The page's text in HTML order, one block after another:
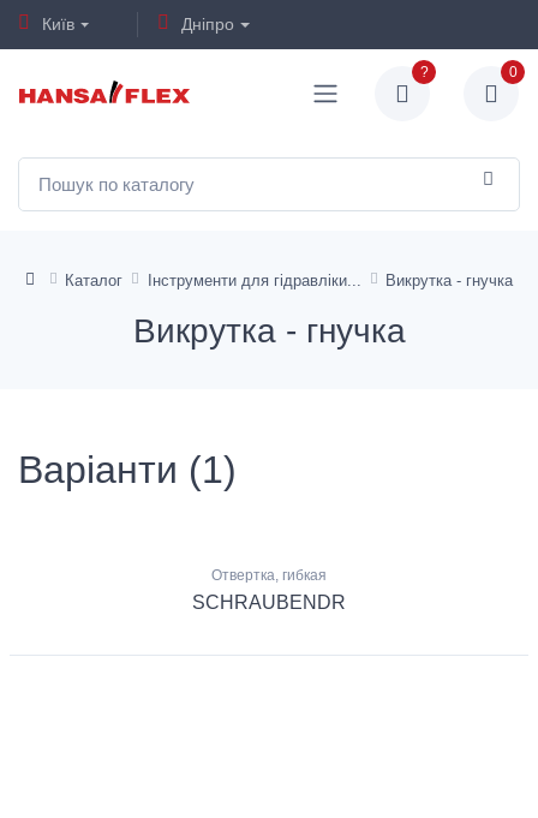
Київ Дніпро
? 0
Каталог Інструменти для гідравліки Викрутка - гнучка
Викрутка - гнучка
Варіанти (1)
Отвертка, гибкая
SCHRAUBENDR